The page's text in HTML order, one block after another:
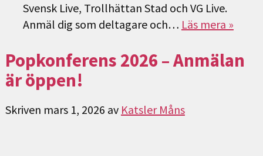
Svensk Live, Trollhättan Stad och VG Live.
Anmäl dig som deltagare och… Läs mera »
Popkonferens 2026 – Anmälan
är öppen!
Skriven mars 1, 2026 av Katsler Måns